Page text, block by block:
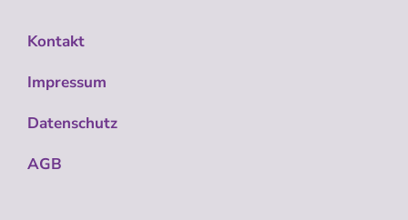
Kontakt
Impressum
Datenschutz
AGB